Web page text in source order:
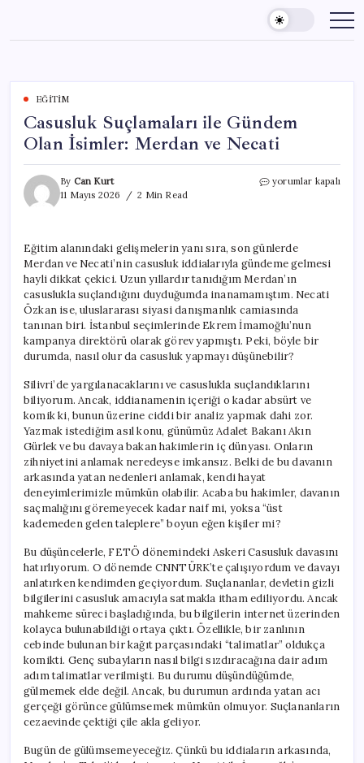
content
EĞITIM
Casusluk Suçlamaları ile Gündem
Olan İsimler: Merdan ve Necati
By Can Kurt
11 Mayıs 2026
2 Min Read
Casusluk
İsimler:
Merdan
ve
Necati
için
yorumlar kapalı
Eğitim alanındaki gelişmelerin yanı sıra, son günlerde
Merdan ve Necati’nin casusluk iddialarıyla gündeme gelmesi
hayli dikkat çekici. Uzun yıllardır tanıdığım Merdan’ın
casuslukla suçlandığını duyduğumda inanamamıştım. Necati
Özkan ise, uluslararası siyasi danışmanlık camiasında
tanınan biri. İstanbul seçimlerinde Ekrem İmamoğlu’nun
kampanya direktörü olarak görev yapmıştı. Peki, böyle bir
durumda, nasıl olur da casusluk yapmayı düşünebilir?
Silivri’de yargılanacaklarını ve casuslukla suçlandıklarını
biliyorum. Ancak, iddianamenin içeriği o kadar absürt ve
komik ki, bunun üzerine ciddi bir analiz yapmak dahi zor.
Yazmak istediğim asıl konu, günümüz Adalet Bakanı Akın
Gürlek ve bu davaya bakan hakimlerin iç dünyası. Onların
zihniyetini anlamak neredeyse imkansız. Belki de bu davanın
arkasında yatan nedenleri anlamak, kendi hayat
deneyimlerimizle mümkün olabilir. Acaba bu hakimler, davanın
saçmalığını göremeyecek kadar naif mi, yoksa “üst
kademeden gelen taleplere” boyun eğen kişiler mi?
Bu düşüncelerle, FETÖ dönemindeki Askeri Casusluk davasını
hatırlıyorum. O dönemde CNNTÜRK’te çalışıyordum ve davayı
anlatırken kendimden geçiyordum. Suçlananlar, devletin gizli
bilgilerini casusluk amacıyla satmakla itham ediliyordu. Ancak
mahkeme süreci başladığında, bu bilgilerin internet üzerinden
kolayca bulunabildiği ortaya çıktı. Özellikle, bir zanlının
cebinde bulunan bir kağıt parçasındaki “talimatlar” oldukça
komikti. Genç subayların nasıl bilgi sızdıracağına dair adım
adım talimatlar verilmişti. Bu durumu düşündüğümde,
gülmemek elde değil. Ancak, bu durumun ardında yatan acı
gerçeği görünce gülümsemek mümkün olmuyor. Suçlananların
cezaevinde çektiği çile akla geliyor.
Bugün de gülümsemeyeceğiz. Çünkü bu iddiaların arkasında,